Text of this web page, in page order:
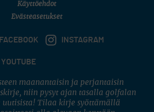
Käyttöehdot
Evästeasetukset
FACEBOOK INSTAGRAM
YOUTUBE
maanantaisin ja perjantaisin
niin pysyt ajan tasalla golfalan
Tilaa kirje syöttämällä